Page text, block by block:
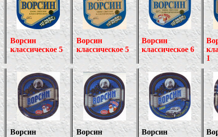
Ворсин
классическое 5
Ворсин
классическое 5
Ворсин
классическое 6
1
Ворсин
Ворсин
Ворсин